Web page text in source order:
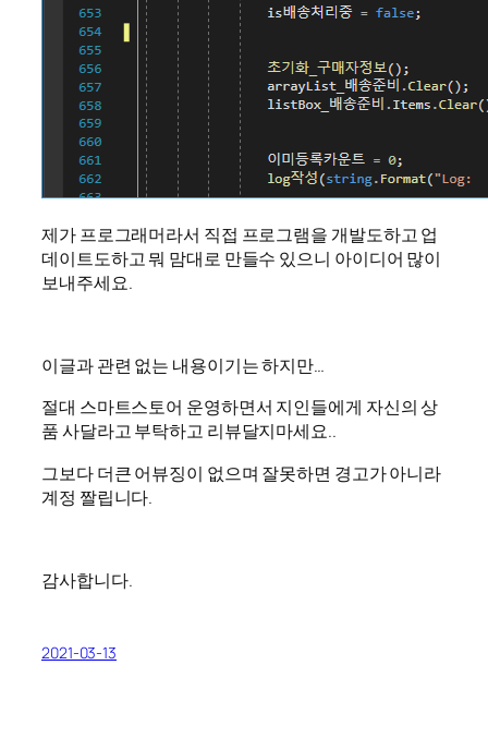
제가 프로그래머라서 직접 프로그램을 개발도하고 업
데이트도하고 뭐 맘대로 만들수 있으니 아이디어 많이
보내주세요.
이글과 관련 없는 내용이기는 하지만…
절대 스마트스토어 운영하면서 지인들에게 자신의 상
품 사달라고 부탁하고 리뷰달지마세요..
그보다 더큰 어뷰징이 없으며 잘못하면 경고가 아니라
계정 짤립니다.
감사합니다.
2021-03-13